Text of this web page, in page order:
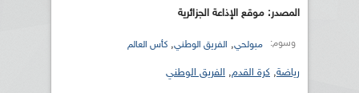
المصدر: موقع الإذاعة الجزائرية
وسوم: مبولحي, الفريق الوطني, كأس العالم
رياضة, كرة القدم, الفريق الوطني